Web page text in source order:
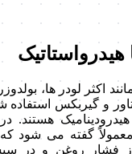
هیدرواستاتیک
اکثر لودر ها،
و گیربکس
هستند.
گفته می شود
فشار روغن و در